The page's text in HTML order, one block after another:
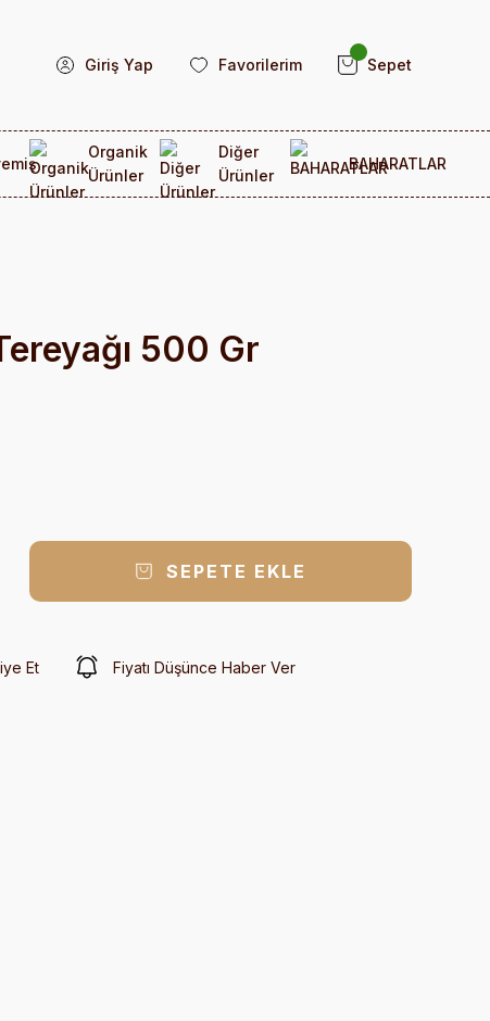
Giriş Yap Favorilerim Sepet
Organik
Ürünler
Diğer
Ürünler
BAHARATLAR
500 Gr
SEPETE EKLE
Et Fiyatı Düşünce Haber Ver